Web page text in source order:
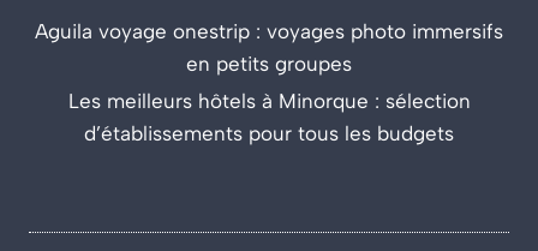
Aguila voyage onestrip : voyages photo immersifs
en petits groupes
Les meilleurs hôtels à Minorque : sélection
d’établissements pour tous les budgets